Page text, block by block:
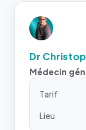
Dr
Médecin
Tarif
Lieu